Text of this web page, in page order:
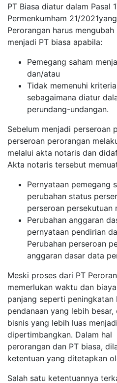
PT Biasa diatur dalam Pasal
Permenkumham 21/
Perorangan harus
menjadi PT biasa apabila:
Pemegang saham
dan/atau
Tidak memenuhi
sebagaimana diatur
perundang-undangan.
Sebelum menjadi perseroan
perseroan perorangan
melalui akta notaris dan
Akta notaris tersebut
Pernyataan pemegang
perubahan status
perseroan persekutuan
Perubahan anggaran
pernyataan pendirian
Perubahan perseroan
anggaran dasar data
Meski proses dari PT
memerlukan waktu dan
panjang seperti
pendanaan yang lebih
bisnis yang lebih luas
dipertimbangkan. Dalam hal
perorangan dan PT biasa,
ketentuan yang ditetapkan
Salah satu ketentuannya